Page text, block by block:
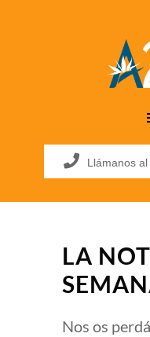
Llámanos al
LA
Nos os